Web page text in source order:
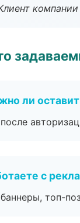
компании
ли
с
топ-